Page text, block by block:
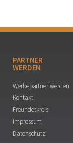
PARTNER
WERDEN
Werbepartner werden
Kontakt
Freundeskreis
Impressum
Datenschutz